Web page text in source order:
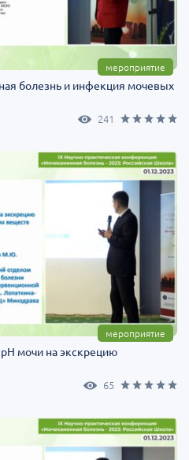
мероприятие
болезнь и инфекция мочевых
241
мероприятие
мочи на экскрецию
65